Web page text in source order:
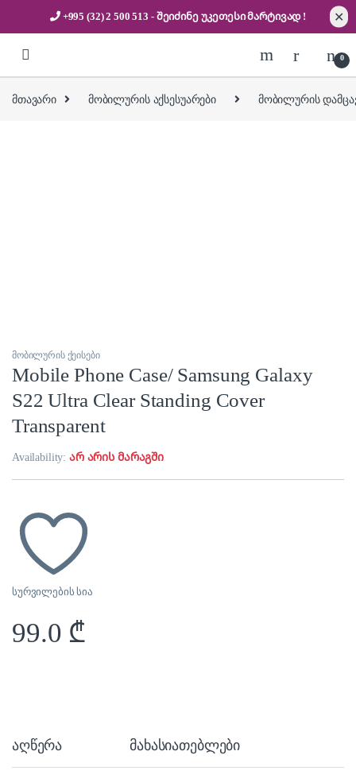
+995 (32) 2 500 513 - შეიძინე უკეთესიმარტივად ! ✕
0
მთავარი მობილურის აქსესუარები მობილურის
მობილურის ქეისები
Mobile Phone Case/ Samsung Galaxy
S22 Ultra Clear Standing Cover
Transparent
Availability:არ არის მარაგში
სურვილების სია
99.0 ₾
აღწერა მახასიათებლები